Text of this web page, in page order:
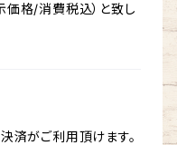
価格/消費税込）と致し
済がご利用頂けます。